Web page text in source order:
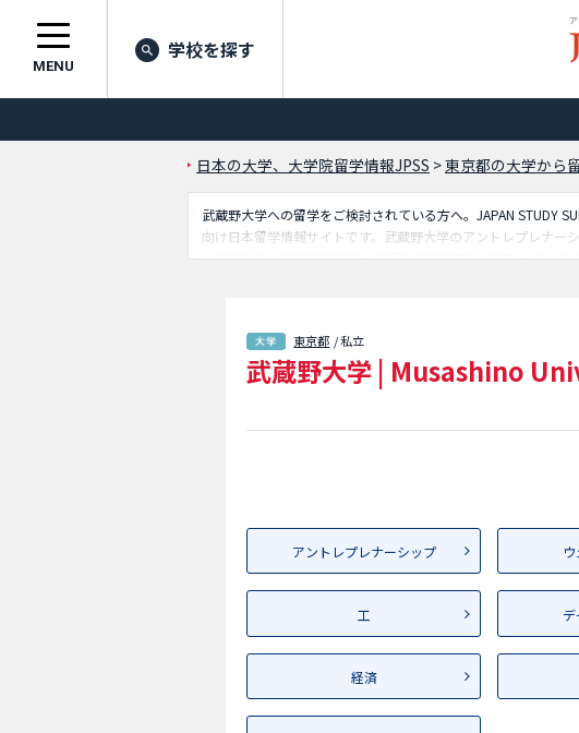
MENU
学校を探す
日本の大学、大学院留学情報JPSS >東京都の大学から
武蔵野大学への留学をご検討されている方へ。JAPAN STUDY
向け日本留学情報サイトです。武蔵野大学のアントレプレナ
や法学部や人間科学学部等、学部別の詳細情報も掲載してい
東京都 / 私立
武蔵野大学 | Musashino
アントレプレナーシップ
工
経済